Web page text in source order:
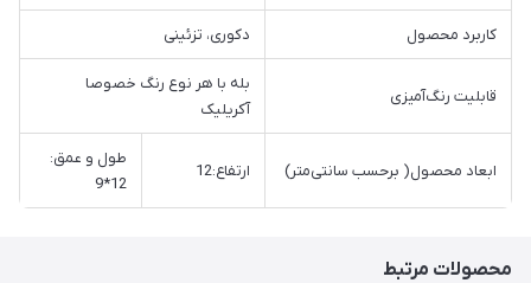
کاربرد محصول دکوری، تزئینی
قابلیت رنگ‌آمیزی
بله با هر نوع رنگ خصوصا
آکریلیک
ابعاد محصول( برحسب سانتی‌متر) ارتفاع:12
طول و عمق:
12*9
محصولات مرتبط